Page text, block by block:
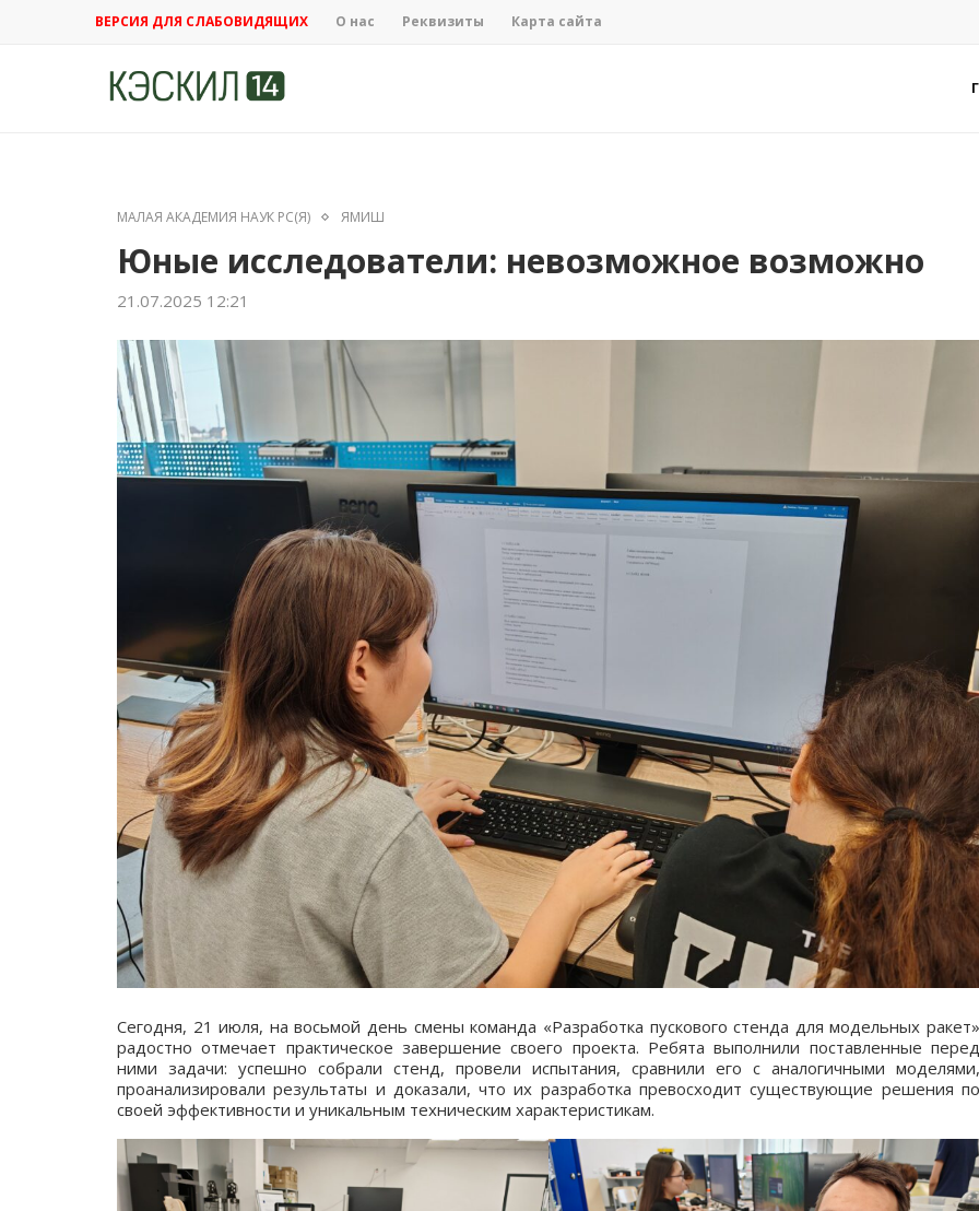
ВЕРСИЯ ДЛЯ СЛАБОВИДЯЩИХ О нас Реквизиты Карта сайта
МАЛАЯ АКАДЕМИЯ НАУК РС(Я) ЯМИШ
Юные исследователи: невозможное возможно
21.07.2025 12:21
Сегодня, 21 июля, на восьмой день смены команда «Разработка пускового стенда для модельных ракет»
радостно отмечает практическое завершение своего проекта. Ребята выполнили поставленные перед
ними задачи: успешно собрали стенд, провели испытания, сравнили его с аналогичными моделями,
проанализировали результаты и доказали, что их разработка превосходит существующие решения по
своей эффективности и уникальным техническим характеристикам.